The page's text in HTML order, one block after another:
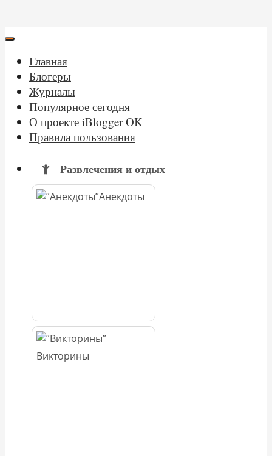
Главная
Блогеры
Журналы
Популярное сегодня
О проекте iBlogger OK
Правила пользования
Развлечения и отдых
Анекдоты
Викторины